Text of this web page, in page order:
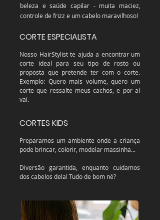
beleza e saúde capilar - muita maciez,
controle de frizz e um cabelo maravilhoso!
CORTE ESPECIALISTA
Nosso HairStylist te ajuda a encontrar um
corte ideal para seu tipo de rosto ou
proposta que pretende ter com o corte.
Exemplo: Quero mais volume, quero um
corte que ressalte meus cachos, e por aí
vai.
CORTES KIDS
Preparamos um ambiente onde a criança
pode brincar, colorir, modelar massinha...
Diversão garantida, enquanto cuidamos
dos cabelos dela! Tudo de bom né?